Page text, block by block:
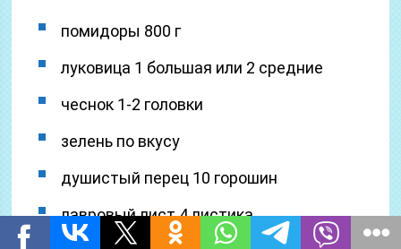
помидоры 800 г
луковица 1 большая или 2 средние
чеснок 1-2 головки
зелень по вкусу
душистый перец 10 горошин
лавровый лист 4 листика